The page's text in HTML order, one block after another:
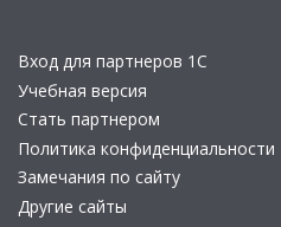
Вход для партнеров 1С
Учебная версия
Стать партнером
Политика конфиденциальности
Замечания по сайту
Другие сайты